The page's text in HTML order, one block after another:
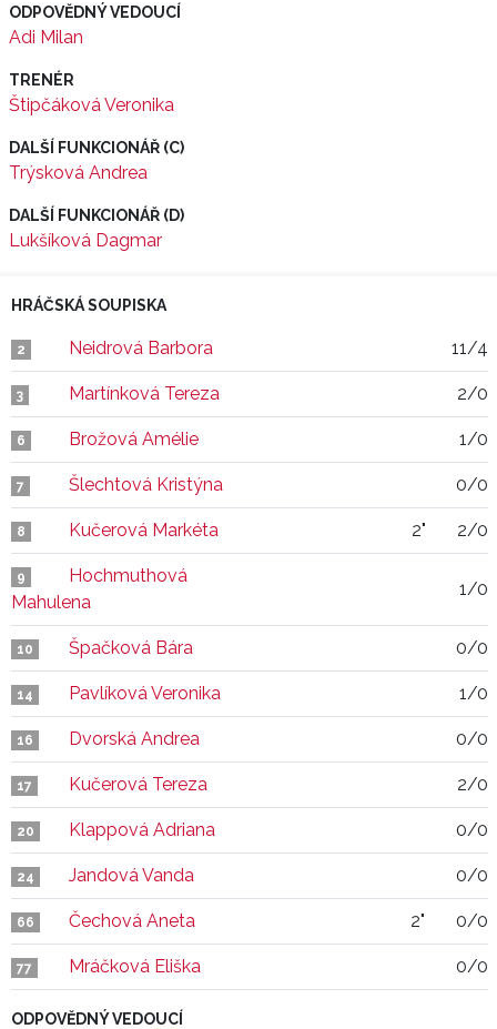
ODPOVĚDNÝ VEDOUCÍ
Adi Milan
TRENÉR
Štipčáková Veronika
DALŠÍ FUNKCIONÁŘ (C)
Trýsková Andrea
DALŠÍ FUNKCIONÁŘ (D)
Lukšíková Dagmar
HRÁČSKÁ SOUPISKA
2 Neidrová Barbora 11/4
3 Martínková Tereza 2/0
6 Brožová Amélie 1/0
7 Šlechtová Kristýna 0/0
8 Kučerová Markéta 2" 2/0
9
Hochmuthová
Mahulena
1/0
10 Špačková Bára 0/0
14 Pavlíková Veronika 1/0
16 Dvorská Andrea 0/0
17 Kučerová Tereza 2/0
20 Klappová Adriana 0/0
24 Jandová Vanda 0/0
66 Čechová Aneta 2" 0/0
77 Mráčková Eliška 0/0
ODPOVĚDNÝ VEDOUCÍ